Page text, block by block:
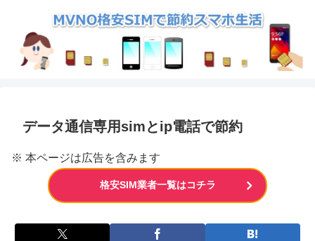
データ通信専用simとip電話で節約
※ 本ページは広告を含みます
格安SIM業者一覧はコチラ